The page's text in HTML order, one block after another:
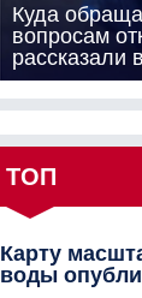
Куда
вопросам
рассказали
ТОП
Карту
воды